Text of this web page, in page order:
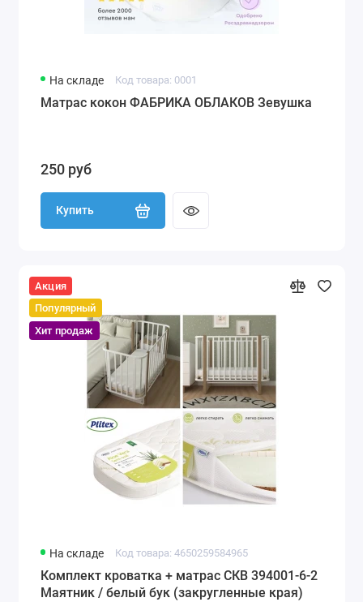
На складе Код товара: 0001
Матрас кокон ФАБРИКА ОБЛАКОВ Зевушка
250 руб
Купить
Акция
Популярный
Хит продаж
На складе Код товара: 4650259584965
Комплект кроватка + матрас СКВ 394001-6-2
Маятник / белый бук (закругленные края)